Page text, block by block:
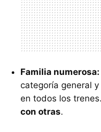
Familia numerosa:
categoría general
en todos los trenes.
con otras.